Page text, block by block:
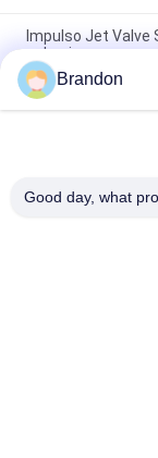
Impulso Jet Valve
polveri
3/4" impulso ad
DMF-Z-20 BFEC
1" elettrovalvola a
Brandon
Good day, what